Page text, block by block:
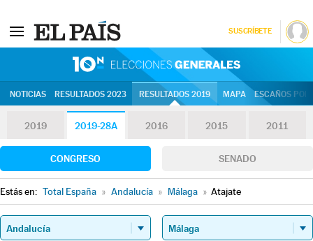
SUSCRÍBETE
NOTICIAS RESULTADOS 2023 RESULTADOS 2019 MAPA ESCAÑOS
2019 2019-28A 2016 2015 2011
CONGRESO SENADO
Estás en: Total España » Andalucía » Málaga » Atajate